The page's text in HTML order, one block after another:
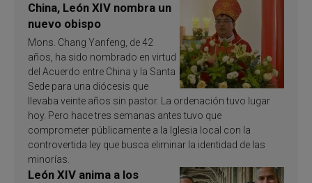
China, León XIV nombra un
nuevo obispo
Mons. Chang Yanfeng, de 42
años, ha sido nombrado en virtud
del Acuerdo entre China y la Santa
Sede para una diócesis que
llevaba veinte años sin pastor. La ordenación tuvo lugar
hoy. Pero hace tres semanas antes tuvo que
comprometer públicamente a la Iglesia local con la
controvertida ley que busca eliminar la identidad de las
minorías.
León XIV anima a los